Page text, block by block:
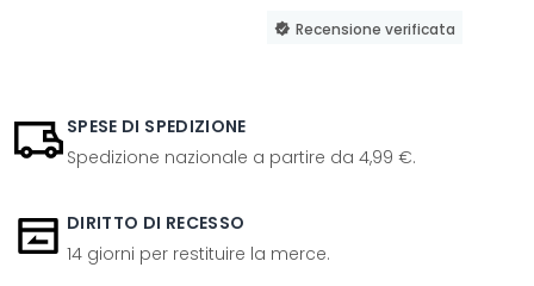
Recensione verificata
SPESE DI SPEDIZIONE
Spedizione nazionale a partire da 4,99 €.
DIRITTO DI RECESSO
14 giorni per restituire la merce.